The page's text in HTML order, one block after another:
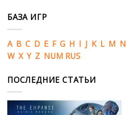
БАЗА ИГР
A B C D E F G H I J K L M N
W X Y Z NUM RUS
ПОСЛЕДНИЕ СТАТЬИ